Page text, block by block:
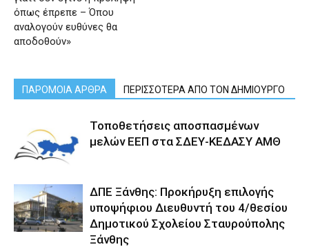
όπως έπρεπε – Όπου
αναλογούν ευθύνες θα
αποδοθούν»
ΠΑΡΟΜΟΙΑ ΑΡΘΡΑ ΠΕΡΙΣΣΟΤΕΡΑ ΑΠΟ ΤΟΝ ΔΗΜΙΟΥΡΓΟ
Τοποθετήσεις αποσπασμένων
μελών ΕΕΠ στα ΣΔΕΥ-ΚΕΔΑΣΥ ΑΜΘ
ΔΠΕ Ξάνθης: Προκήρυξη επιλογής
υποψήφιου Διευθυντή του 4/θεσίου
Δημοτικού Σχολείου Σταυρούπολης
Ξάνθης